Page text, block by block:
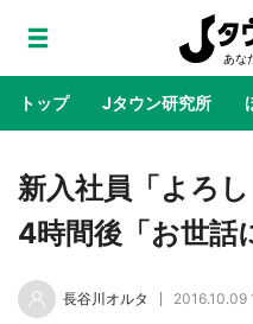
トップ Jタウン研究所
地域×二次元 絶景
公式プロモ動
新入社員「よろ
4時間後「お世話
長谷川オルタ 2016.10.09